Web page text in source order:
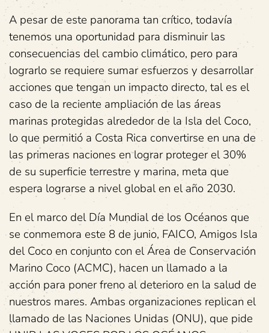
A pesar de este panorama tan crítico, todavía
tenemos una oportunidad para disminuir las
consecuencias del cambio climático, pero para
lograrlo se requiere sumar esfuerzos y desarrollar
acciones que tengan un impacto directo, tal es el
caso de la reciente ampliación de las áreas
marinas protegidas alrededor de la Isla del Coco,
lo que permitió a Costa Rica convertirse en una de
las primeras naciones en lograr proteger el 30%
de su superficie terrestre y marina, meta que
espera lograrse a nivel global en el año 2030.
En el marco del Día Mundial de los Océanos que
se conmemora este 8 de junio, FAICO, Amigos Isla
del Coco en conjunto con el Área de Conservación
Marino Coco (ACMC), hacen un llamado a la
acción para poner freno al deterioro en la salud de
nuestros mares. Ambas organizaciones replican el
llamado de las Naciones Unidas (ONU), que pide